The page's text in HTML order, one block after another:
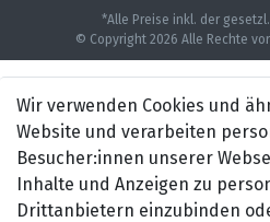
Wir verwenden Cookies und
Website und verarbeiten
Besucher:innen unserer
Inhalte und Anzeigen zu
Drittanbietern einzubinden
*Alle Preise inkl. der
© Copyright 2026 Alle Rechte